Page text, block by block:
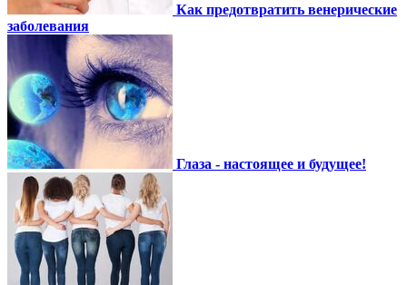
Как предотвратить венерические
заболевания
Глаза - настоящее и будущее!